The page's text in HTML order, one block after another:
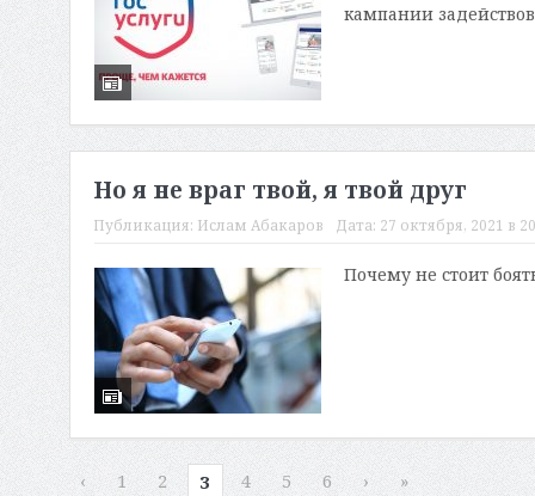
кампании
Но я не враг твой, я твой друг
Публикация: Ислам Абакаров Дата: 27 октября, 2021 в
Почему не стоит
‹ 1 2 3 4 5 6 › »